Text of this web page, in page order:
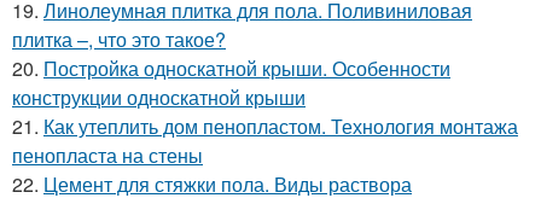
19. Линолеумная плитка для пола. Поливиниловая
плитка –, что это такое?
20. Постройка односкатной крыши. Особенности
конструкции односкатной крыши
21. Как утеплить дом пенопластом. Технология монтажа
пенопласта на стены
22. Цемент для стяжки пола. Виды раствора